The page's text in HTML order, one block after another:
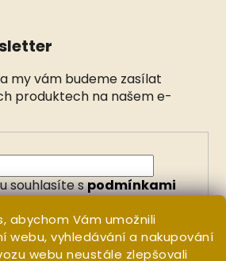
abychom Vám umožnili
webu, vyhledávání a nakupování
webu neustále zlepšovali
my vám budeme zasílat
produktech na našem e-
souhlasíte spodmínkami